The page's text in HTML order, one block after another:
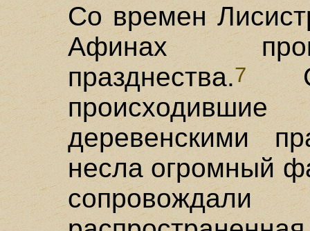
Со времен
Афинах
празднества.7
деревенскими
несла огромный